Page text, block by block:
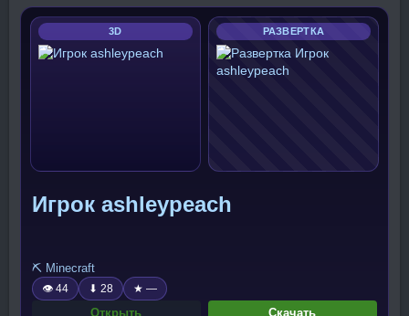
3D РАЗВЕРТКА
Игрок ashleypeach
⛏️ Minecraft
👁 44 ⬇ 28 ★ —
Открыть Скачать